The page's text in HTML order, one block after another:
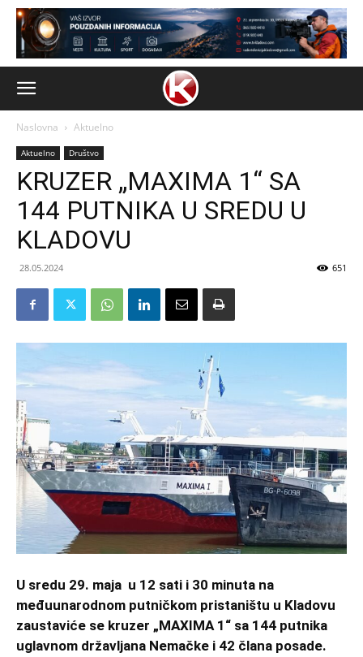
Naslovna Aktuelno
Aktuelno Društvo
KRUZER „MAXIMA 1“ SA
144 PUTNIKA U SREDU U
KLADOVU
28.05.2024 651
U sredu 29. maja u 12 sati i 30 minuta na
međuunarodnom putničkom pristaništu u Kladovu
zaustaviće se kruzer „MAXIMA 1“ sa 144 putnika
uglavnom državljana Nemačke i 42 člana posade.